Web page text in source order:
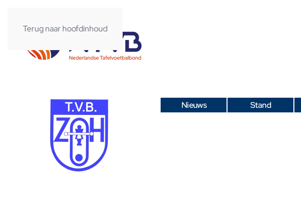
Terug naar hoofdinhoud
Nieuws Stand